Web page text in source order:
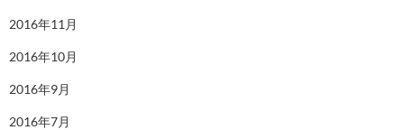
2016年11月
2016年10月
2016年9月
2016年7月